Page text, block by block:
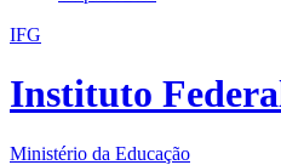
IFG
Instituto
Ministério da Educação